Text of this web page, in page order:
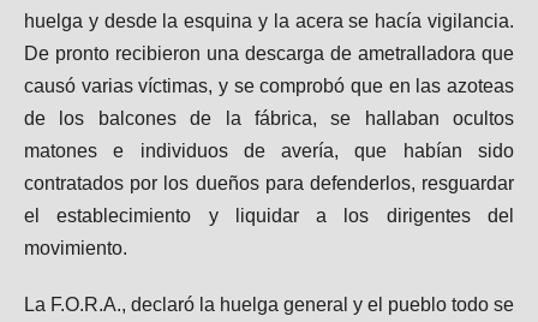
huelga y desde la esquina y la acera se hacía vigilancia.
De pronto recibieron una descarga de ametralladora que
causó varias víctimas, y se comprobó que en las azoteas
de los balcones de la fábrica, se hallaban ocultos
matones e individuos de avería, que habían sido
contratados por los dueños para defenderlos, resguardar
el establecimiento y liquidar a los dirigentes del
movimiento.
La F.O.R.A., declaró la huelga general y el pueblo todo se